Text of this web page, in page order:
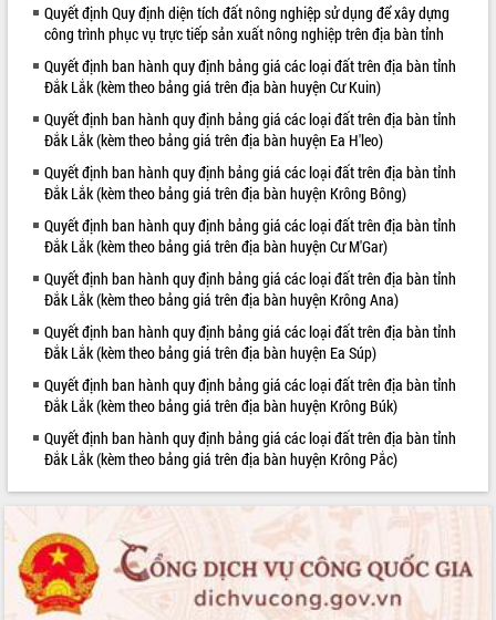
Khám bệnh, cấp phát thuốc miễn phí
và tặng quà người dân xã Cư Pui
tháng 7/2026
Lễ truy tặng danh hiệu “Bà Mẹ Việt
Nam Anh hùng” và trao Huân chương
UBND tỉnh Đắk Lắk triển khai nhiệm
vụ 6 tháng cuối năm 2026
Kỳ họp thứ Hai, Hội đồng nhân dân
ALBUM ẢNH
Quyết định Quy định diện tích đất nông nghiệp sử dụng để xây dựng
công trình phục vụ trực tiếp sản xuất nông nghiệp trên địa bàn tỉnh
Quyết định ban hành quy định bảng giá các loại đất trên địa bàn tỉnh
Đắk Lắk (kèm theo bảng giá trên địa bàn huyện Cư Kuin)
Quyết định ban hành quy định bảng giá các loại đất trên địa bàn tỉnh
Đắk Lắk (kèm theo bảng giá trên địa bàn huyện Ea H'leo)
Quyết định ban hành quy định bảng giá các loại đất trên địa bàn tỉnh
Đắk Lắk (kèm theo bảng giá trên địa bàn huyện Krông Bông)
Quyết định ban hành quy định bảng giá các loại đất trên địa bàn tỉnh
Đắk Lắk (kèm theo bảng giá trên địa bàn huyện Cư M'Gar)
Quyết định ban hành quy định bảng giá các loại đất trên địa bàn tỉnh
Đắk Lắk (kèm theo bảng giá trên địa bàn huyện Krông Ana)
Quyết định ban hành quy định bảng giá các loại đất trên địa bàn tỉnh
Đắk Lắk (kèm theo bảng giá trên địa bàn huyện Ea Súp)
Quyết định ban hành quy định bảng giá các loại đất trên địa bàn tỉnh
Đắk Lắk (kèm theo bảng giá trên địa bàn huyện Krông Búk)
Quyết định ban hành quy định bảng giá các loại đất trên địa bàn tỉnh
Đắk Lắk (kèm theo bảng giá trên địa bàn huyện Krông Pắc)